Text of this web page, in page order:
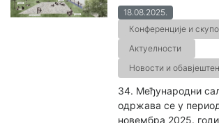
18.08.2025.
Конференције и
Актуелности
Новости и
34. Међународни
одржава се у
новембра 2025.